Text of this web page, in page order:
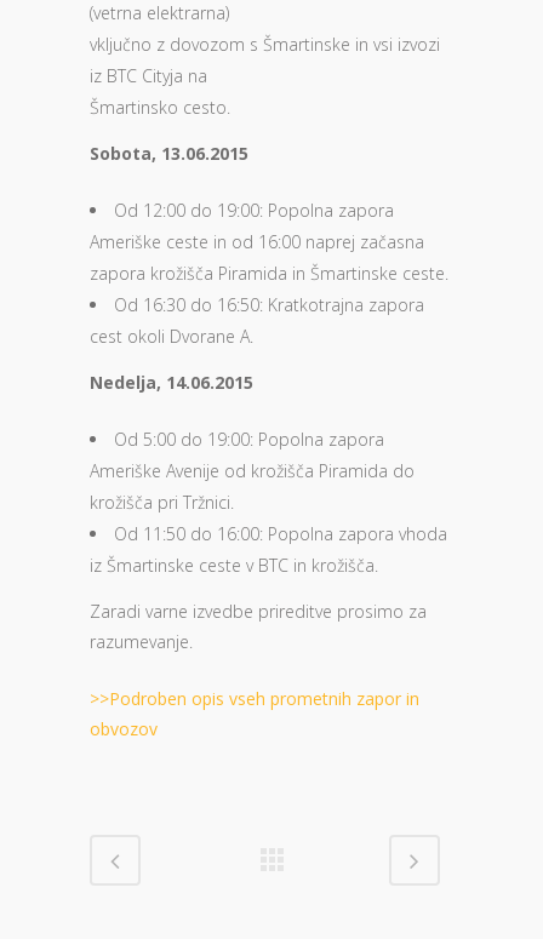
(vetrna elektrarna)
vključno z dovozom s Šmartinske in vsi izvozi
iz BTC Cityja na
Šmartinsko cesto.
Sobota, 13.06.2015
Od 12:00 do 19:00: Popolna zapora
Ameriške ceste in od 16:00 naprej začasna
zapora krožišča Piramida in Šmartinske ceste.
Od 16:30 do 16:50: Kratkotrajna zapora
cest okoli Dvorane A.
Nedelja, 14.06.2015
Od 5:00 do 19:00: Popolna zapora
Ameriške Avenije od krožišča Piramida do
krožišča pri Tržnici.
Od 11:50 do 16:00: Popolna zapora vhoda
iz Šmartinske ceste v BTC in krožišča.
Zaradi varne izvedbe prireditve prosimo za
razumevanje.
>>Podroben opis vseh prometnih zapor in
obvozov